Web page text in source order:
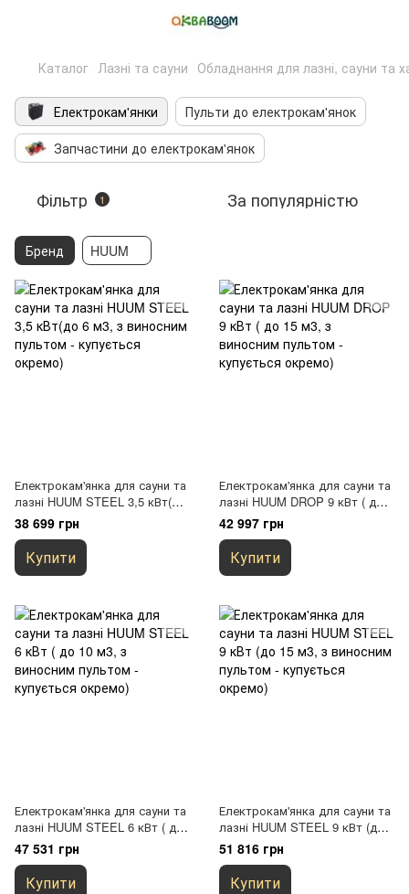
Каталог Лазні та сауни Обладнання для лазні, сауни та
Електрокам'янки
Пульти до електрокам'янок
Запчастини до електрокам'янок
Фільтр 1 За популярністю
Бренд HUUM
Електрокам'янка для сауни та
лазні HUUM STEEL 3,5 кВт(до
6 м3, з виносним пультом -
купується окремо)
38 699 грн
Купити
Електрокам'янка для сауни та
лазні HUUM DROP 9 кВт ( до
15 м3, з виносним пультом -
купується окремо)
42 997 грн
Купити
Електрокам'янка для сауни та
лазні HUUM STEEL 6 кВт ( до
10 м3, з виносним пультом -
купується окремо)
47 531 грн
Купити
Електрокам'янка для сауни та
лазні HUUM STEEL 9 кВт (до
15 м3, з виносним пультом -
купується окремо)
51 816 грн
Купити